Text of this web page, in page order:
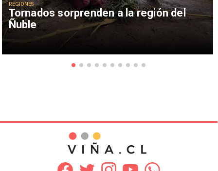
Tornados sorprenden a la región del
Ñuble
REGIONES